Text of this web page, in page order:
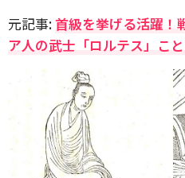
元記事:首級を挙げる活躍！
ア人の武士「ロルテス」こ